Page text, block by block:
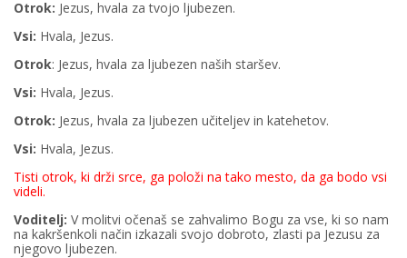
Otrok: Jezus, hvala za tvojo ljubezen.
Vsi: Hvala, Jezus.
Otrok: Jezus, hvala za ljubezen naših staršev.
Vsi: Hvala, Jezus.
Otrok: Jezus, hvala za ljubezen učiteljev in katehetov.
Vsi: Hvala, Jezus.
Tisti otrok, ki drži srce, ga položi na tako mesto, da ga bodo vsi
videli.
Voditelj: V molitvi očenaš se zahvalimo Bogu za vse, ki so nam
na kakršenkoli način izkazali svojo dobroto, zlasti pa Jezusu za
njegovo ljubezen.